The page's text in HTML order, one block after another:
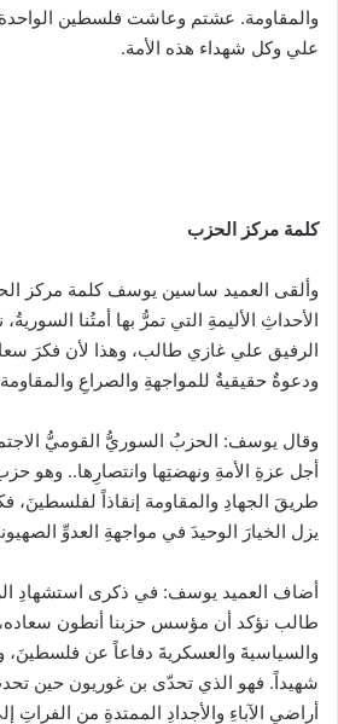
والمقاومة. عشتم وعاشت فلسطين
علي وكل شهداء هذه الأمة.
كلمة مركز الحزب
وألقى العميد ساسين يوسف كلمة مركز
الأحداثِ الأليمةِ التي تمرُّ بها أمتُنا
الرفيق علي غازي طالب، وهذا لأن فكرَ
ودعوةٌ حقيقيةٌ للمواجهةِ والصراعِ
وقال يوسف: الحزبُ السوريُّ القوميُّ
أجل عزةِ الأمةِ ونهضتِها وانتصارِها.. وهو
طريقَ الجهادِ والمقاومة إنقاذاً لفلسطينَ،
يزل الخيارَ الوحيدَ في مواجهةِ العدوِّ
أضاف العميد يوسف: في ذكرى استشهادِ
طالب نؤكد أن مؤسس حزبنا أنطون سعاده،
والسياسيةَ والعسكريةَ دفاعاً عن
شهيداً. فهو الذي تحدّى بن غوريون حين
أراضي الآباءِ والأجدادِ الممتدةِ من الفراتِ